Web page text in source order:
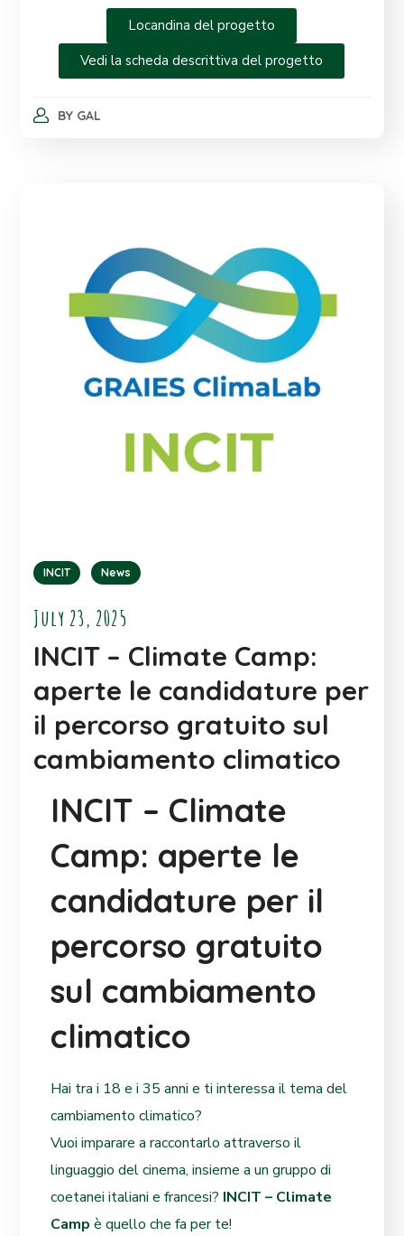
Locandina del progetto
Vedi la scheda descrittiva del progetto
BY GAL
INCIT News
July 23, 2025
INCIT – Climate Camp:
aperte le candidature per
il percorso gratuito sul
cambiamento climatico
INCIT – Climate
Camp: aperte le
candidature per il
percorso gratuito
sul cambiamento
climatico
Hai tra i 18 e i 35 anni e ti interessa il tema del
cambiamento climatico?
Vuoi imparare a raccontarlo attraverso il
linguaggio del cinema, insieme a un gruppo di
coetanei italiani e francesi? INCIT – Climate
Camp èquello che fa per te!